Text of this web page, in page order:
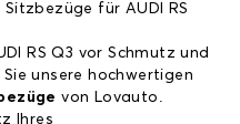
für AUDI RS
RS Q3 vor Schmutz und
unsere hochwertigen
von Lovauto.
Ihres